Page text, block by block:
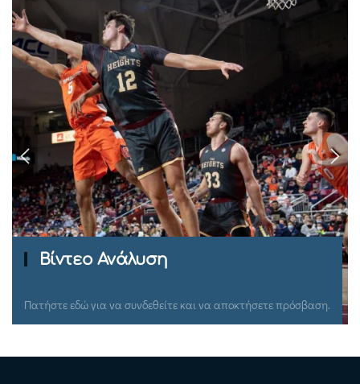
Ομιλίες Σεμιναρίων
Πατήστε εδώ για να συνδεθείτε και να αποκτήσετε πρόσβαση.